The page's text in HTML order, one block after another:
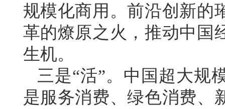
规模化商用。前沿创新的
革的燎原之火，推动中国
生机。
三是“活”。中国超大规
是服务消费、绿色消费、